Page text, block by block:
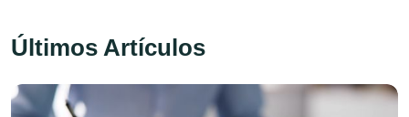
Últimos Artículos